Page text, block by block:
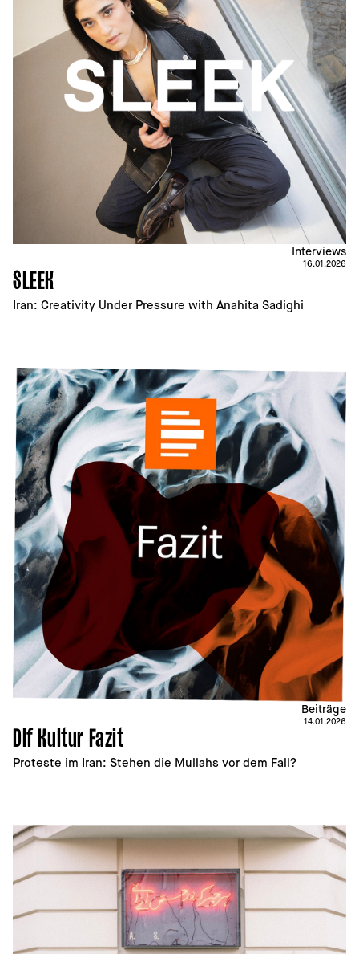
SLEEK
Iran: Creativity Under Pressure with Anahita Sadighi
Interviews
16.01.2026
Dlf Kultur Fazit
Proteste im Iran: Stehen die Mullahs vor dem Fall?
Beiträge
14.01.2026